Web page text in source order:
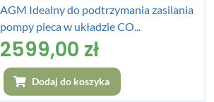
AGM Idealny do podtrzymania zasilania
pompy pieca w układzie CO...
2599,00 zł
Dodaj do koszyka